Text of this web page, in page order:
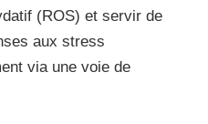
(ROS) et servir de
aux stress
via une voie de